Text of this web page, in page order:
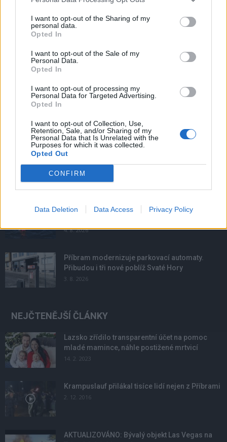
I want to opt-out of the Sharing of my
personal data.
Opted In
I want to opt-out of the Sale of my
Personal Data.
Opted In
I want to opt-out of processing my
Personal Data for Targeted Advertising.
Opted In
I want to opt-out of Collection, Use,
Retention, Sale, and/or Sharing of my
Personal Data that Is Unrelated with the
Purposes for which it was collected.
Opted Out
CONFIRM
Data Deletion Data Access Privacy Policy
NOVINKY
6. 8. 2026
Většina koupališť na Příbramsku nabízí výborné
4. 8. 2026
Příbram modernizuje parkovací automaty.
Přibudou i tři nové poblíž Svaté Hory
3. 8. 2026
NEJČTENĚJŠÍ ČLÁNKY
Lazsko zřídilo transparentní účet na pomoc
mladé mamince, náhle postižené mrtvicí
14. 2. 2023
Krampuslauf přilákal tisíce lidí nejen z Příbrami
2. 12. 2016
AKTUALIZOVÁNO: Bývalý objekt Las Vegas na